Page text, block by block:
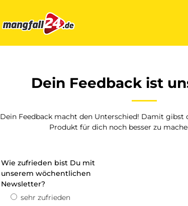
Dein Feedback ist
Dein Feedback macht den Unterschied! Damit gibst
Produkt für dich noch besser zu
Wie zufrieden bist Du mit
unserem wöchentlichen
Newsletter?
sehr zufrieden